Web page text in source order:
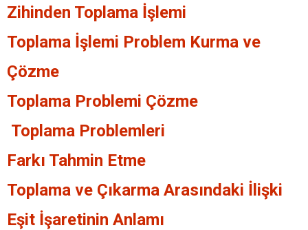
Zihinden Toplama İşlemi
Toplama İşlemi Problem Kurma ve
Çözme
Toplama Problemi Çözme
Toplama Problemleri
Farkı Tahmin Etme
Toplama ve Çıkarma Arasındaki İlişki
Eşit İşaretinin Anlamı